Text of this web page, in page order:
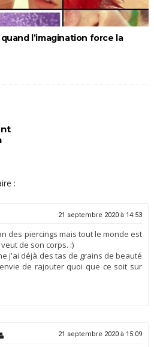
l’imagination force la
:
21 septembre 2020 à 14:53
des piercings mais tout le monde est
de son corps. :)
j'ai déjà des tas de grains de beauté
de rajouter quoi que ce soit sur
21 septembre 2020 à 15:09